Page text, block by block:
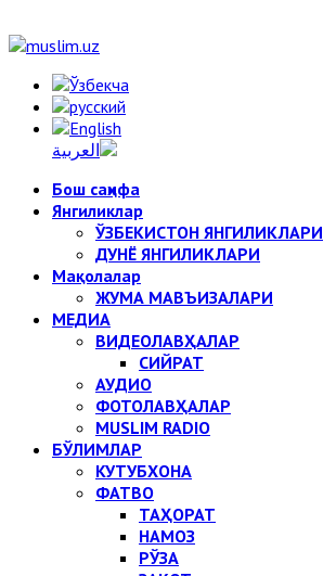
Бош саҳифа
Янгиликлар
ЎЗБЕКИСТОН ЯНГИЛИКЛАРИ
ДУНЁ ЯНГИЛИКЛАРИ
Мақолалар
ЖУМА МАВЪИЗАЛАРИ
МЕДИА
ВИДЕОЛАВҲАЛАР
СИЙРАТ
АУДИО
ФОТОЛАВҲАЛАР
MUSLIM RADIO
БЎЛИМЛАР
КУТУБХОНА
ФАТВО
ТАҲОРАТ
НАМОЗ
РЎЗА